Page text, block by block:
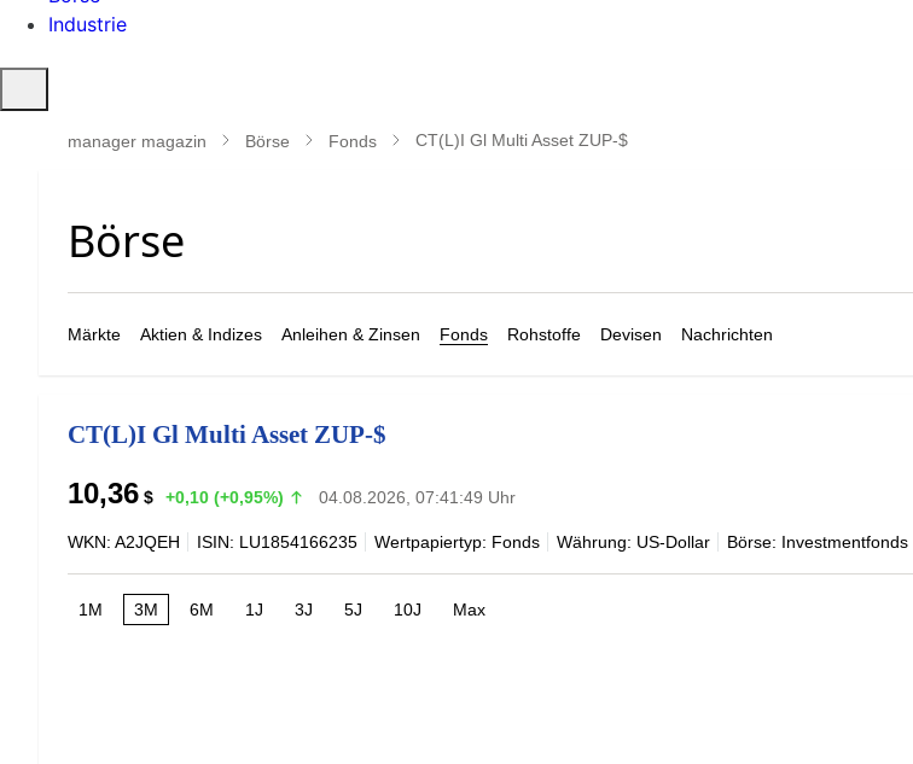
Industrie
öffnen
manager magazin Börse Fonds CT(L)I Gl Multi Asset ZUP-$
Märkte Aktien & Indizes Anleihen & Zinsen Fonds Rohstoffe Devisen Nachrichten
CT(L)I Gl Multi Asset ZUP-$
10,36 $ +0,10 (+0,95%) 04.08.2026, 07:41:49 Uhr
WKN: A2JQEH ISIN: LU1854166235 Wertpapiertyp: Fonds Währung: US-Dollar Börse: Investmentfonds
1M 3M 6M 1J 3J 5J 10J Max